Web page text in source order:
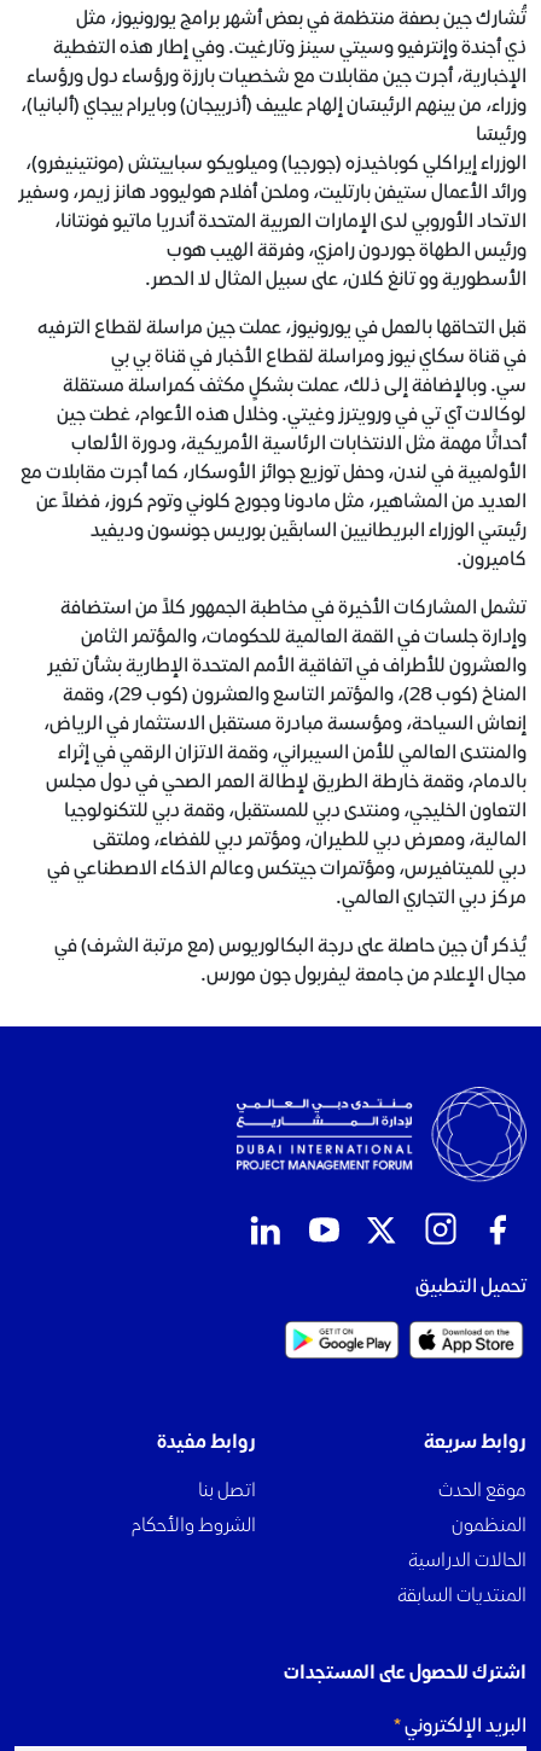
تُشارك جين بصفة منتظمة في بعض أشهر برامج يورونيوز، مثل
ذي أجندة وإنترفيو وسيتي سينز وتارغيت. وفي إطار هذه التغطية
الإخبارية، أجرت جين مقابلات مع شخصيات بارزة ورؤساء دول ورؤساء
وزراء، من بينهم الرئيسَان إلهام علييف (أذربيجان) وبايرام بيجاي (ألبانيا)،
ورئيسَا
الوزراء إيراكلي كوباخيدزه (جورجيا) وميلويكو سباييتش (مونتينيغرو)،
ورائد الأعمال ستيفن بارتليت، وملحن أفلام هوليوود هانز زيمر، وسفير
الاتحاد الأوروبي لدى الإمارات العربية المتحدة أندريا ماتيو فونتانا،
ورئيس الطهاة جوردون رامزي، وفرقة الهيب هوب
الأسطورية وو تانغ كلان، على سبيل المثال لا الحصر.
قبل التحاقها بالعمل في يورونيوز، عملت جين مراسلة لقطاع الترفيه
في قناة سكاي نيوز ومراسلة لقطاع الأخبار في قناة بي بي
سي. وبالإضافة إلى ذلك، عملت بشكلٍ مكثف كمراسلة مستقلة
لوكالات آي تي في ورويترز وغيتي. وخلال هذه الأعوام، غطت جين
أحداثًا مهمة مثل الانتخابات الرئاسية الأمريكية، ودورة الألعاب
الأولمبية في لندن، وحفل توزيع جوائز الأوسكار، كما أجرت مقابلات مع
العديد من المشاهير، مثل مادونا وجورج كلوني وتوم كروز، فضلاً عن
رئيسَي الوزراء البريطانيين السابقَين بوريس جونسون وديفيد
كاميرون.
تشمل المشاركات الأخيرة في مخاطبة الجمهور كلاً من استضافة
وإدارة جلسات في القمة العالمية للحكومات، والمؤتمر الثامن
والعشرون للأطراف في اتفاقية الأمم المتحدة الإطارية بشأن تغير
المناخ (كوب 28)، والمؤتمر التاسع والعشرون (كوب 29)، وقمة
إنعاش السياحة، ومؤسسة مبادرة مستقبل الاستثمار في الرياض،
والمنتدى العالمي للأمن السيبراني، وقمة الاتزان الرقمي في إثراء
بالدمام، وقمة خارطة الطريق لإطالة العمر الصحي في دول مجلس
التعاون الخليجي، ومنتدى دبي للمستقبل، وقمة دبي للتكنولوجيا
المالية، ومعرض دبي للطيران، ومؤتمر دبي للفضاء، وملتقى
دبي للميتافيرس، ومؤتمرات جيتكس وعالم الذكاء الاصطناعي في
مركز دبي التجاري العالمي.
يُذكر أن جين حاصلة على درجة البكالوريوس (مع مرتبة الشرف) في
مجال الإعلام من جامعة ليفربول جون مورس.
تحميل التطبيق
روابط سريعة
موقع الحدث
المنظمون
الحالات الدراسية
المنتديات السابقة
روابط مفيدة
اتصل بنا
الشروط والأحكام
اشترك للحصول على المستجدات
البريد الإلكتروني